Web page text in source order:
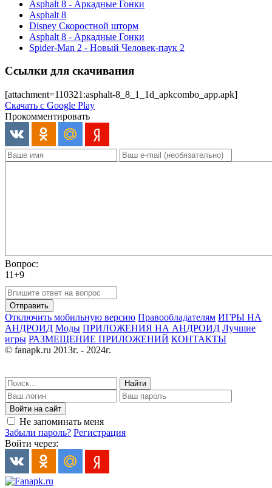
Asphalt 8 - Аркадные Гонки
Asphalt 8
Disney Скоростной шторм
Asphalt 8 - Аркадные Гонки
Spider-Man 2 - Новый Человек-паук 2
Ссылки для скачивания
[attachment=110321:asphalt-8_8_1_1d_apkcombo_app.apk]
Скачать с Google Play
Прокомментировать
Вопрос:
11+9
Отправить
Отключить мобильную версию Правообладателям ИГРЫ НА
АНДРОИД Моды ПРИЛОЖЕНИЯ НА АНДРОИД Лучшие
игры РАЗМЕЩЕНИЕ ПРИЛОЖЕНИЙ КОНТАКТЫ
© fanapk.ru 2013г. - 2024г.
Найти
Войти на сайт
Не запоминать меня
Забыли пароль? Регистрация
Войти через: